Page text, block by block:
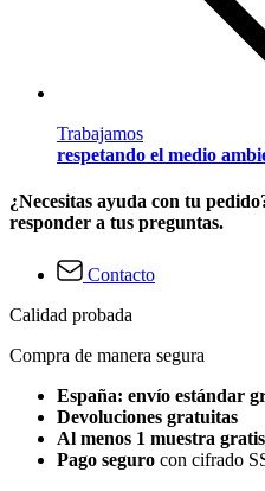
Trabajamos
respetando el medio
¿Necesitas ayuda con tu
responder a tus preguntas.
Contacto
Calidad probada
Compra de manera segura
España: envío estándar
Devoluciones gratuitas
Al menos 1 muestra gratis
Pago seguro con cifrado